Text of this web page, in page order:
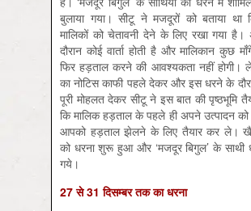
बुलाया गया। सीटू ने मजदूरों को बताया था
मालिकों को चेतावनी देने के लिए रखा गया
दौरान कोई वार्ता होती है और मालिकान कुछ
फिर हड़ताल करने की आवश्यकता नहीं होगी।
का नोटिस काफी पहले देकर और इस धरने के
पूरी मोहलत देकर सीटू ने इस बात की पृष्ठभूमि
कि मालिक हड़ताल के पहले ही अपने उत्पादन
आपको हड़ताल झेलने के लिए तैयार कर ले।
को धरना शुरू हुआ और ‘मजदूर बिगुल’ के साथी
गये।
27 से 31 दिसम्बर तक का धरना